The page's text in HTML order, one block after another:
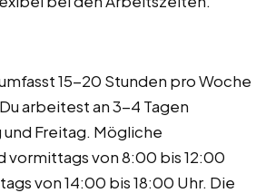
15-20 Stunden pro Woche
arbeitest an 3-4 Tagen
Freitag. Mögliche
vormittags von 8:00 bis 12:00
von 14:00 bis 18:00 Uhr. Die